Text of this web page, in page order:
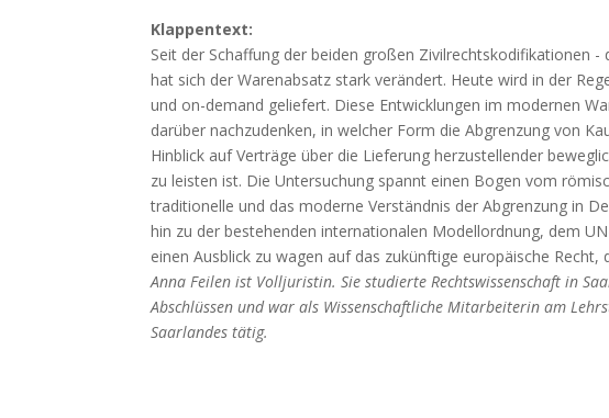
Klappentext:
Seit der Schaffung der beiden großen Zivilrechtskodifikationen -
hat sich der Warenabsatz stark verändert. Heute wird in der
und on-demand geliefert. Diese Entwicklungen im modernen
darüber nachzudenken, in welcher Form die Abgrenzung von
Hinblick auf Verträge über die Lieferung herzustellender
zu leisten ist. Die Untersuchung spannt einen Bogen vom
traditionelle und das moderne Verständnis der Abgrenzung in
hin zu der bestehenden internationalen Modellordnung, dem
einen Ausblick zu wagen auf das zukünftige europäische Recht,
Anna Feilen ist Volljuristin. Sie studierte Rechtswissenschaft in
Abschlüssen und war als Wissenschaftliche Mitarbeiterin am
Saarlandes tätig.